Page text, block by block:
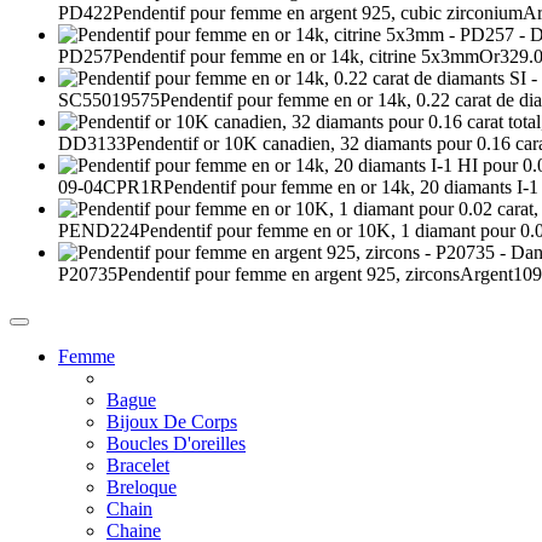
PD422Pendentif pour femme en argent 925, cubic zirconium
PD257Pendentif pour femme en or 14k, citrine 5x3mmOr
SC55019575Pendentif pour femme en or 14k, 0.22 carat de
DD3133Pendentif or 10K canadien, 32 diamants pour 0.16
09-04CPR1RPendentif pour femme en or 14k, 20 diamants I-
PEND224Pendentif pour femme en or 10K, 1 diamant pour
P20735Pendentif pour femme en argent 925, zirconsArgent
Femme
Bague
Bijoux De Corps
Boucles D'oreilles
Bracelet
Breloque
Chain
Chaine